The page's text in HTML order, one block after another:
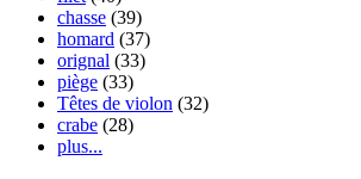
chasse (39)
homard (37)
orignal (33)
piège (33)
Têtes de violon (32)
crabe (28)
plus...